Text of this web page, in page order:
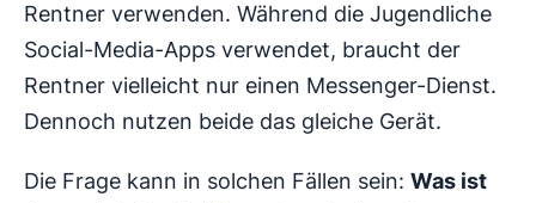
Rentner verwenden. Während die Jugendliche
Social-Media-Apps verwendet, braucht der
Rentner vielleicht nur einen Messenger-Dienst.
Dennoch nutzen beide das gleiche Gerät.
Die Frage kann in solchen Fällen sein: Was ist